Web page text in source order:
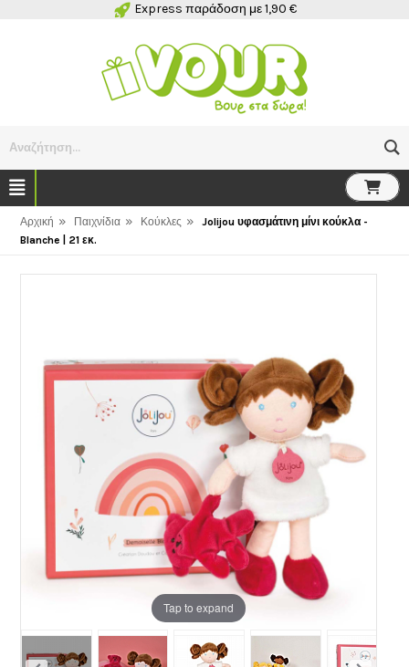
Express παράδοση με 1,90 €
Αναζήτηση...
Αρχική » Παιχνίδια » Κούκλες »
Jolijou υφασμάτινη μίνι κούκλα -
Blanche | 21 εκ.
Tap to expand